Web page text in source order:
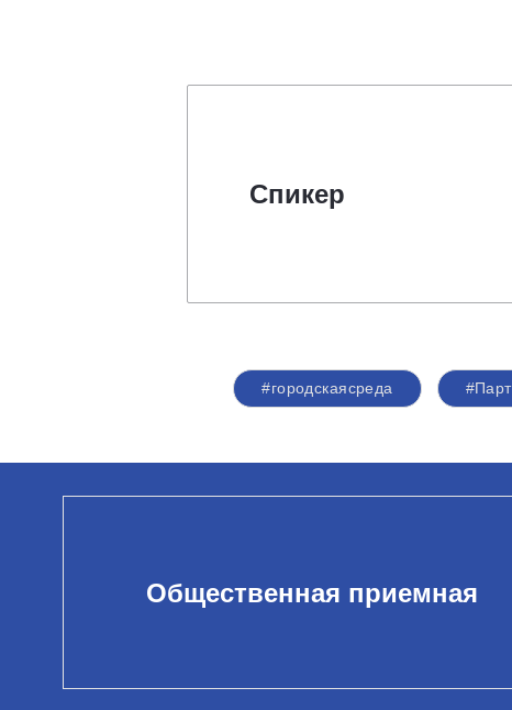
Спикер
#городскаясреда
Общественная приемная